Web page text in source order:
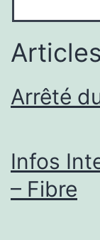
Arrêté
Infos
– Fibre